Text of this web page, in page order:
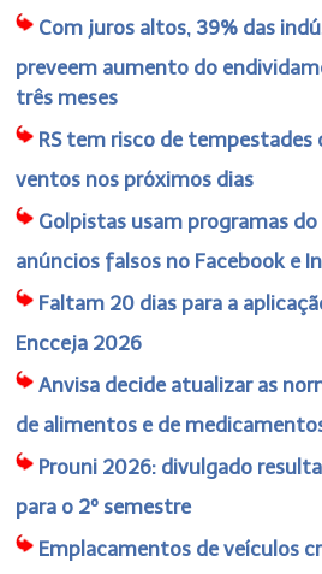
Com juros altos, 39% das
preveem aumento do
três meses
RS tem risco de tempestades
ventos nos próximos dias
Golpistas usam programas
anúncios falsos no Facebook e
Faltam 20 dias para a
Encceja 2026
Anvisa decide atualizar as
de alimentos e de
Prouni 2026: divulgado
para o 2º semestre
Emplacamentos de veículos